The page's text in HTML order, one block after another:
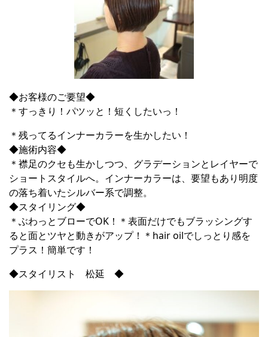
◆お客様のご要望◆
＊すっきり！パツッと！短くしたいっ！
＊残ってるインナーカラーを生かしたい！
◆施術内容◆
＊襟足のクセも生かしつつ、グラデーションとレイヤーで
ショートスタイルへ。インナーカラーは、要望もあり明度
の落ち着いたシルバー系で調整。
◆スタイリング◆
＊ぶわっとブローでOK！＊表面だけでもブラッシングす
ると面とツヤと動きがアップ！＊hair oilでしっとり感を
プラス！簡単です！
◆スタイリスト 松延 ◆